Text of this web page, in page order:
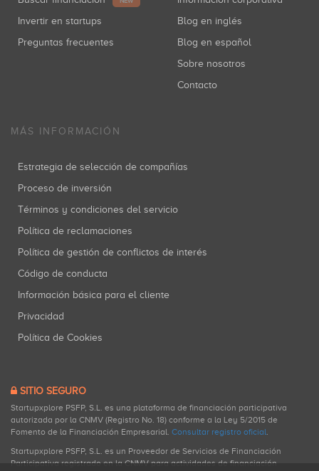
Invertir en startups
Preguntas frecuentes
Blog en inglés
Blog en español
Sobre nosotros
Contacto
MÁS INFORMACIÓN
Estrategia de selección de compañías
Proceso de inversión
Términos y condiciones del servicio
Política de reclamaciones
Política de gestión de conflictos de interés
Código de conducta
Información básica para el cliente
Privacidad
Política de Cookies
SITIO SEGURO
Startupxplore PSFP, S.L. es una plataforma de financiación participativa
autorizada por la CNMV (Registro No. 18) conforme a la Ley 5/2015 de
Fomento de la Financiación Empresarial. Consultar registro oficial.
Startupxplore PSFP, S.L. es un Proveedor de Servicios de Financiación
Participativa registrado en la CNMV para actividades de financiación